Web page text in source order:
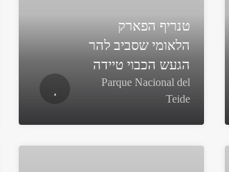
טנריף הפארק
הלאומי שסביב להר
הגעש הכבוי טיידה
Parque Nacional del
Teide